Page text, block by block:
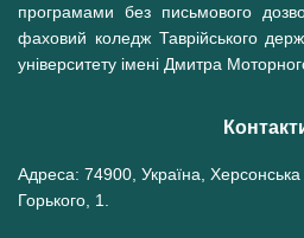
програмами без письмового
фаховий коледж Таврійського
університету імені Дмитра
Адреса: 74900, Україна,
Горького, 1.